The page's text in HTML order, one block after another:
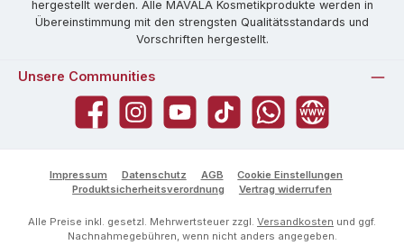
hergestellt werden. Alle MAVALA Kosmetikprodukte werden in
Übereinstimmung mit den strengsten Qualitätsstandards und
Vorschriften hergestellt.
Unsere Communities
FacebookInstagramYouTube TikTok WhatsAppWebsite
Impressum Datenschutz AGB
Cookie Einstellungen
Produktsicherheitsverordnung
Vertrag widerrufen
Alle Preise inkl. gesetzl. Mehrwertsteuer zzgl. Versandkosten und ggf.
Nachnahmegebühren, wenn nicht anders angegeben.